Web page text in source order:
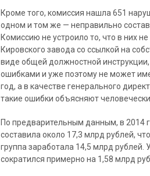
Кроме того, комиссия нашла 651
одном и том же — неправильно
Комиссию не устроило то, что в них
Кировского завода со ссылкой на
виде общей должностной
ошибками и уже поэтому не может
год, а в качестве генерального
такие ошибки объясняют
По предварительным данным, в 2014
составила около 17,3 млрд рублей,
группа заработала 14,5 млрд
сократился примерно на 1,58 млрд